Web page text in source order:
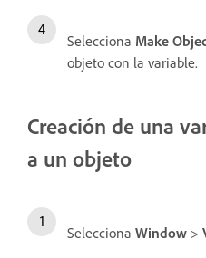
Selecciona Make
objeto con la variable.
Creación de una
a un objeto
Selecciona Window >